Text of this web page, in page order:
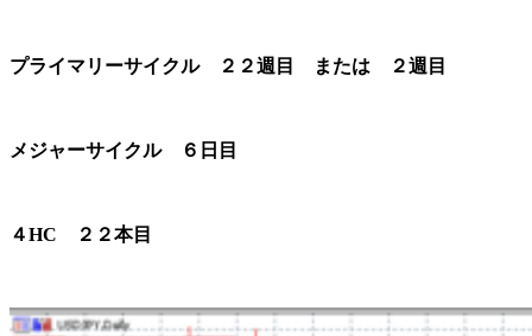
プライマリーサイクル ２２週目 または ２週目
メジャーサイクル ６日目
４HC ２２本目